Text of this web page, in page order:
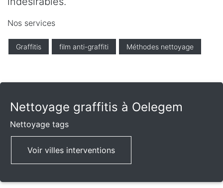
Nos services
Graffitis film anti-graffiti Méthodes nettoyage
Nettoyage graffitis à Oelegem
Nettoyage tags
Voir villes interventions